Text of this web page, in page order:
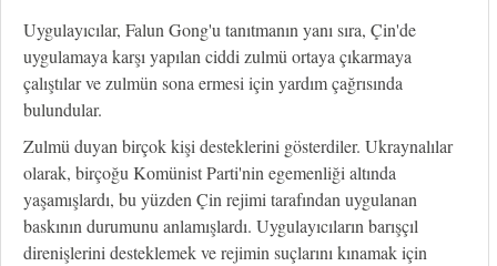
Uygulayıcılar, Falun Gong'u tanıtmanın yanı sıra, Çin'de
uygulamaya karşı yapılan ciddi zulmü ortaya çıkarmaya
çalıştılar ve zulmün sona ermesi için yardım çağrısında
bulundular.
Zulmü duyan birçok kişi desteklerini gösterdiler. Ukraynalılar
olarak, birçoğu Komünist Parti'nin egemenliği altında
yaşamışlardı, bu yüzden Çin rejimi tarafından uygulanan
baskının durumunu anlamışlardı. Uygulayıcıların barışçıl
direnişlerini desteklemek ve rejimin suçlarını kınamak için